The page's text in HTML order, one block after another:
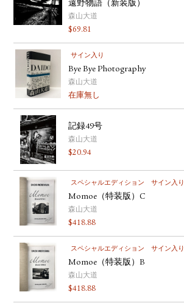
遠野物語（新装版）
森山大道
$69.81
サイン入り
Bye Bye Photography
森山大道
在庫無し
記録49号
森山大道
$20.94
スペシャルエディション サイン入り
Momoe（特装版）C
森山大道
$418.88
スペシャルエディション サイン入り
Momoe（特装版）B
森山大道
$418.88